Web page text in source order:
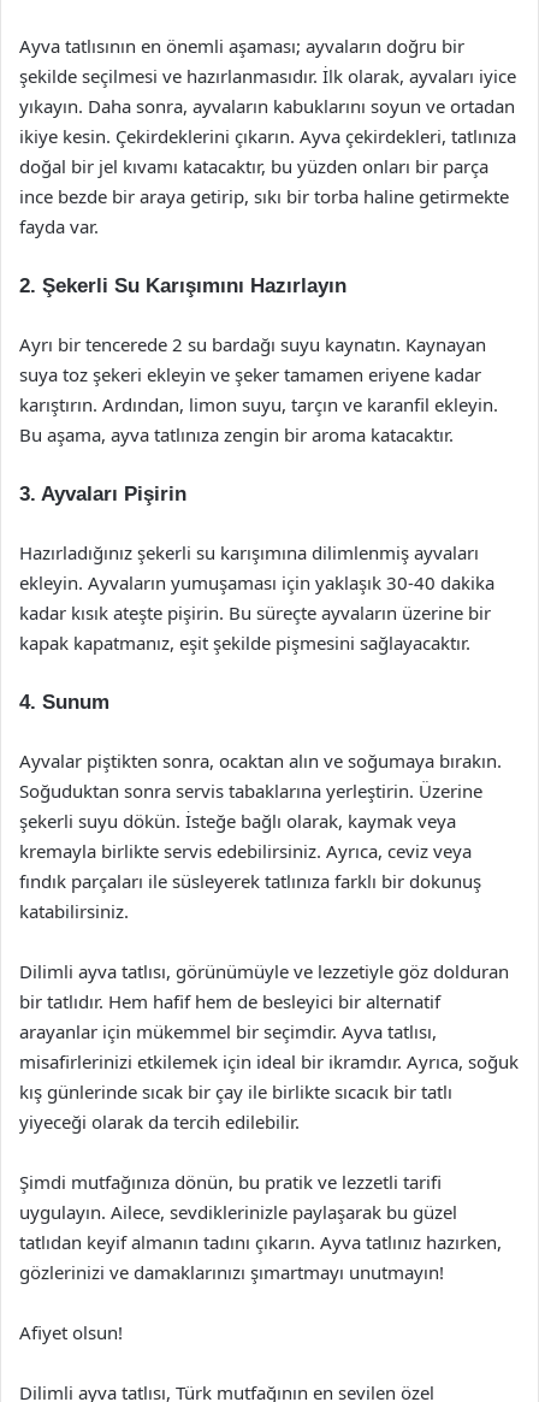
Ayva tatlısının en önemli aşaması; ayvaların doğru bir
şekilde seçilmesi ve hazırlanmasıdır. İlk olarak, ayvaları iyice
yıkayın. Daha sonra, ayvaların kabuklarını soyun ve ortadan
ikiye kesin. Çekirdeklerini çıkarın. Ayva çekirdekleri, tatlınıza
doğal bir jel kıvamı katacaktır, bu yüzden onları bir parça
ince bezde bir araya getirip, sıkı bir torba haline getirmekte
fayda var.
2. Şekerli Su Karışımını Hazırlayın
Ayrı bir tencerede 2 su bardağı suyu kaynatın. Kaynayan
suya toz şekeri ekleyin ve şeker tamamen eriyene kadar
karıştırın. Ardından, limon suyu, tarçın ve karanfil ekleyin.
Bu aşama, ayva tatlınıza zengin bir aroma katacaktır.
3. Ayvaları Pişirin
Hazırladığınız şekerli su karışımına dilimlenmiş ayvaları
ekleyin. Ayvaların yumuşaması için yaklaşık 30-40 dakika
kadar kısık ateşte pişirin. Bu süreçte ayvaların üzerine bir
kapak kapatmanız, eşit şekilde pişmesini sağlayacaktır.
4. Sunum
Ayvalar piştikten sonra, ocaktan alın ve soğumaya bırakın.
Soğuduktan sonra servis tabaklarına yerleştirin. Üzerine
şekerli suyu dökün. İsteğe bağlı olarak, kaymak veya
kremayla birlikte servis edebilirsiniz. Ayrıca, ceviz veya
fındık parçaları ile süsleyerek tatlınıza farklı bir dokunuş
katabilirsiniz.
Dilimli ayva tatlısı, görünümüyle ve lezzetiyle göz dolduran
bir tatlıdır. Hem hafif hem de besleyici bir alternatif
arayanlar için mükemmel bir seçimdir. Ayva tatlısı,
misafirlerinizi etkilemek için ideal bir ikramdır. Ayrıca, soğuk
kış günlerinde sıcak bir çay ile birlikte sıcacık bir tatlı
yiyeceği olarak da tercih edilebilir.
Şimdi mutfağınıza dönün, bu pratik ve lezzetli tarifi
uygulayın. Ailece, sevdiklerinizle paylaşarak bu güzel
tatlıdan keyif almanın tadını çıkarın. Ayva tatlınız hazırken,
gözlerinizi ve damaklarınızı şımartmayı unutmayın!
Afiyet olsun!
Dilimli ayva tatlısı, Türk mutfağının en sevilen özel